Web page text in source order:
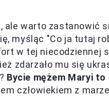
ale warto zastanowić
myśląc "Co ja tutaj
w tej niecodziennej
zdarzało mu się
Bycie mężem Maryi
człowiekiem z